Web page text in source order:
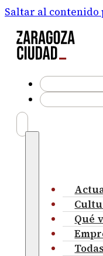
Saltar al
Qué